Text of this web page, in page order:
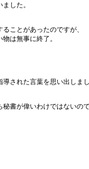
した。
ことがあったのですが、
は無事に終了。
された言葉を思い出しま
秘書が偉いわけではないの